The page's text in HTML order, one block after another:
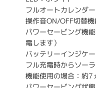
フルオートカレンダー
操作音ON/OFF切替
パワーセービング機
電します）
バッテリーインジケ
フル充電時からソー
機能使用の場合：約7